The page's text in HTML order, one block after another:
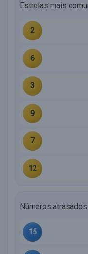
Estrelas mais
2
6
3
9
7
12
Números atrasados
15